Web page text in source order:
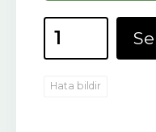
Hata bildir